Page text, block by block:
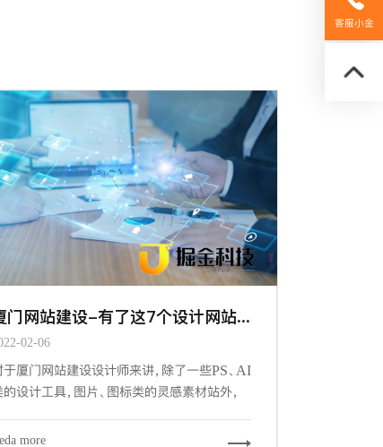
客服小金
厦门网站建设-有了这7个设计网站&工具，做设计更有谱了
02-06
于厦门网站建设设计师来讲，除了一些PS、AI
的设计工具，图片、图标类的灵感素材站外，
的，更游刃有余的完成我们的设计工作。下面
more